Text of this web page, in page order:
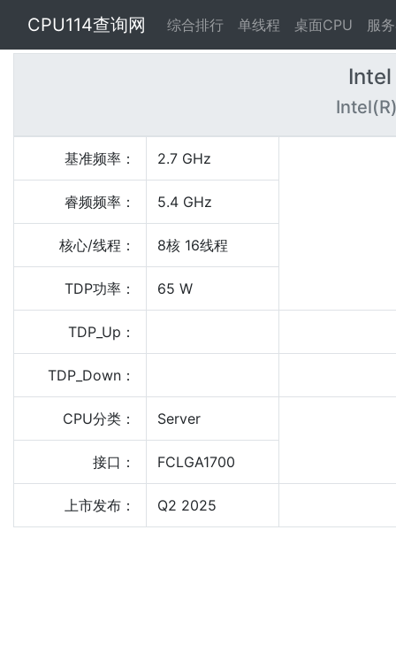
CPU114查询网 综合排行 单线程 桌面CPU 服
基准频率： 2.7 GHz
睿频频率： 5.4 GHz
核心/线程： 8核 16线程
TDP功率： 65 W
TDP_Up：
TDP_Down：
CPU分类： Server
接口： FCLGA1700
上市发布： Q2 2025